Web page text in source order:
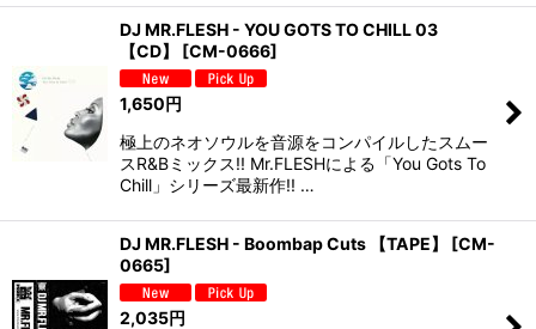
DJ MR.FLESH - YOU GOTS TO CHILL 03
【CD】
[CM-0666]
1,650円
極上のネオソウルを音源をコンパイルしたスムー
スR&Bミックス!! Mr.FLESHによる「You Gots To
Chill」シリーズ最新作!! …
DJ MR.FLESH - Boombap Cuts 【TAPE】 [CM-
0665]
2,035円